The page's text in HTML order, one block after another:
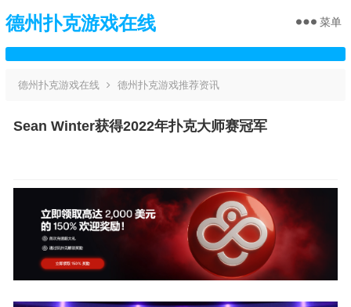
德州扑克游戏在线 菜单
德州扑克游戏在线 德州扑克游戏推荐资讯
Sean Winter获得2022年扑克大师赛冠军